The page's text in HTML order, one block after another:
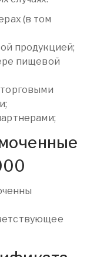
(в том
продукцией;
пищевой